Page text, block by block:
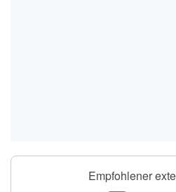
Empfohlener